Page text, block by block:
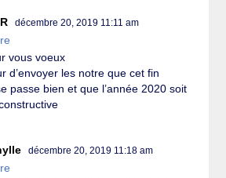
décembre 20, 2019 11:11 am
vous voeux
d’envoyer les notre que cet fin
passe bien et que l’année 2020 soit
décembre 20, 2019 11:18 am